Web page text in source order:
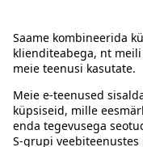
Juhised
Tingimused